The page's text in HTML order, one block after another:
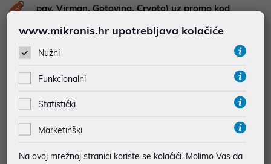
pay, Virman, Gotovina, Crypto) uz promo kod
Dodajte u košaricu
najam za pravne osobe od 12 do 36 mj. već od
Vidi detalje
www.mikronis.hr upotrebljava kolačiće
Nužni
Funkcionalni
Statistički
Marketinški
Na ovoj mrežnoj stranici koriste se kolačići. Molimo Vas da